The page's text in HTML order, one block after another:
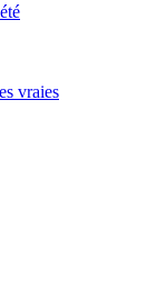
vraies